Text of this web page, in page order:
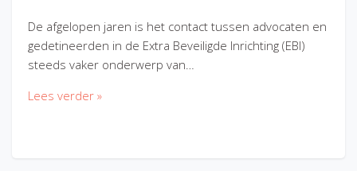
De afgelopen jaren is het contact tussen advocaten en
gedetineerden in de Extra Beveiligde Inrichting (EBI)
steeds vaker onderwerp van…
Lees verder »